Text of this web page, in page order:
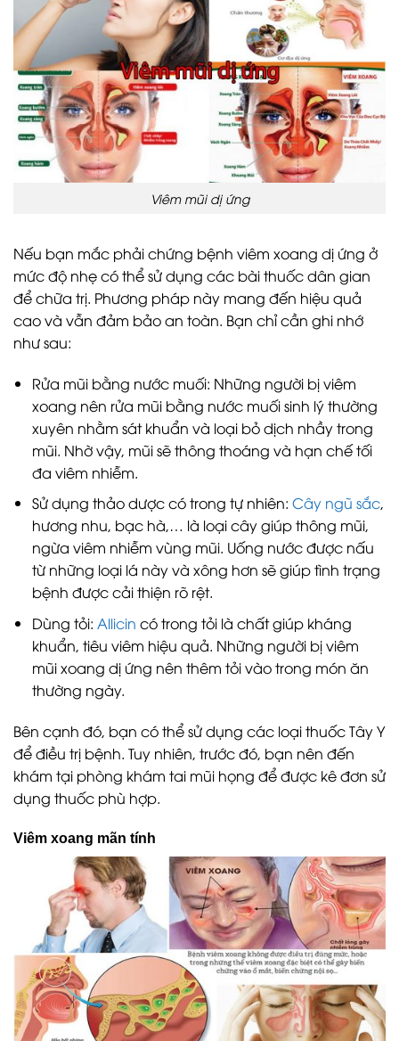
Viêm mũi dị ứng
Nếu bạn mắc phải chứng bệnh viêm xoang dị ứng ở
mức độ nhẹ có thể sử dụng các bài thuốc dân gian
để chữa trị. Phương pháp này mang đến hiệu quả
cao và vẫn đảm bảo an toàn. Bạn chỉ cần ghi nhớ
như sau:
Rửa mũi bằng nước muối: Những người bị viêm
xoang nên rửa mũi bằng nước muối sinh lý thường
xuyên nhằm sát khuẩn và loại bỏ dịch nhầy trong
mũi. Nhờ vậy, mũi sẽ thông thoáng và hạn chế tối
đa viêm nhiễm.
Sử dụng thảo dược có trong tự nhiên: Cây ngũ sắc,
hương nhu, bạc hà,… là loại cây giúp thông mũi,
ngừa viêm nhiễm vùng mũi. Uống nước được nấu
từ những loại lá này và xông hơn sẽ giúp tình trạng
bệnh được cải thiện rõ rệt.
Dùng tỏi: Allicin có trong tỏi là chất giúp kháng
khuẩn, tiêu viêm hiệu quả. Những người bị viêm
mũi xoang dị ứng nên thêm tỏi vào trong món ăn
thường ngày.
Bên cạnh đó, bạn có thể sử dụng các loại thuốc Tây Y
để điều trị bệnh. Tuy nhiên, trước đó, bạn nên đến
khám tại phòng khám tai mũi họng để được kê đơn sử
dụng thuốc phù hợp.
Viêm xoang mãn tính